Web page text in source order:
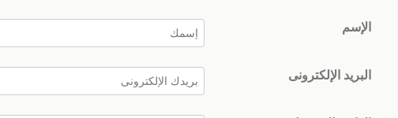
الإسم
البريد الإلكترونى